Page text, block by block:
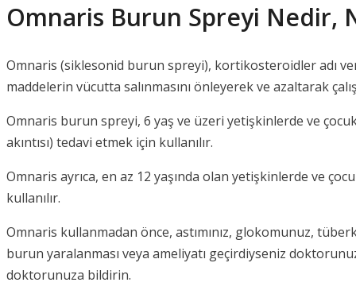
Omnaris Burun Spreyi Nedir,
Omnaris (siklesonid burun spreyi), kortikosteroidler adı
maddelerin vücutta salınmasını önleyerek ve azaltarak
Omnaris burun spreyi, 6 yaş ve üzeri yetişkinlerde ve
akıntısı) tedavi etmek için kullanılır.
Omnaris ayrıca, en az 12 yaşında olan yetişkinlerde ve
kullanılır.
Omnaris kullanmadan önce, astımınız, glokomunuz,
burun yaralanması veya ameliyatı geçirdiyseniz
doktorunuza bildirin.